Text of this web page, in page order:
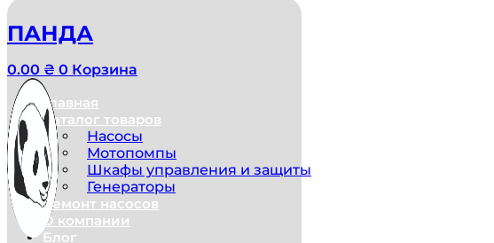
ПАНДА
Главная
Каталог товаров
Насосы
Мотопомпы
Шкафы управления и защиты
Генераторы
Ремонт насосов
О компании
Блог
0.00 ₴ 0 Корзина